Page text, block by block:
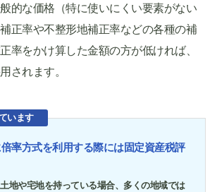
的な価格（特に使いにくい要素がない
正率や不整形地補正率などの各種の補
率をかけ算した金額の方が低ければ、
されます。
います
率方式を利用する際には固定資産税評
地や宅地を持っている場合、多くの地域では